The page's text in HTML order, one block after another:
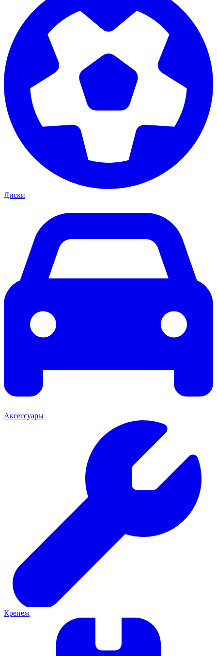
Диски
Аксессуары
Крепеж